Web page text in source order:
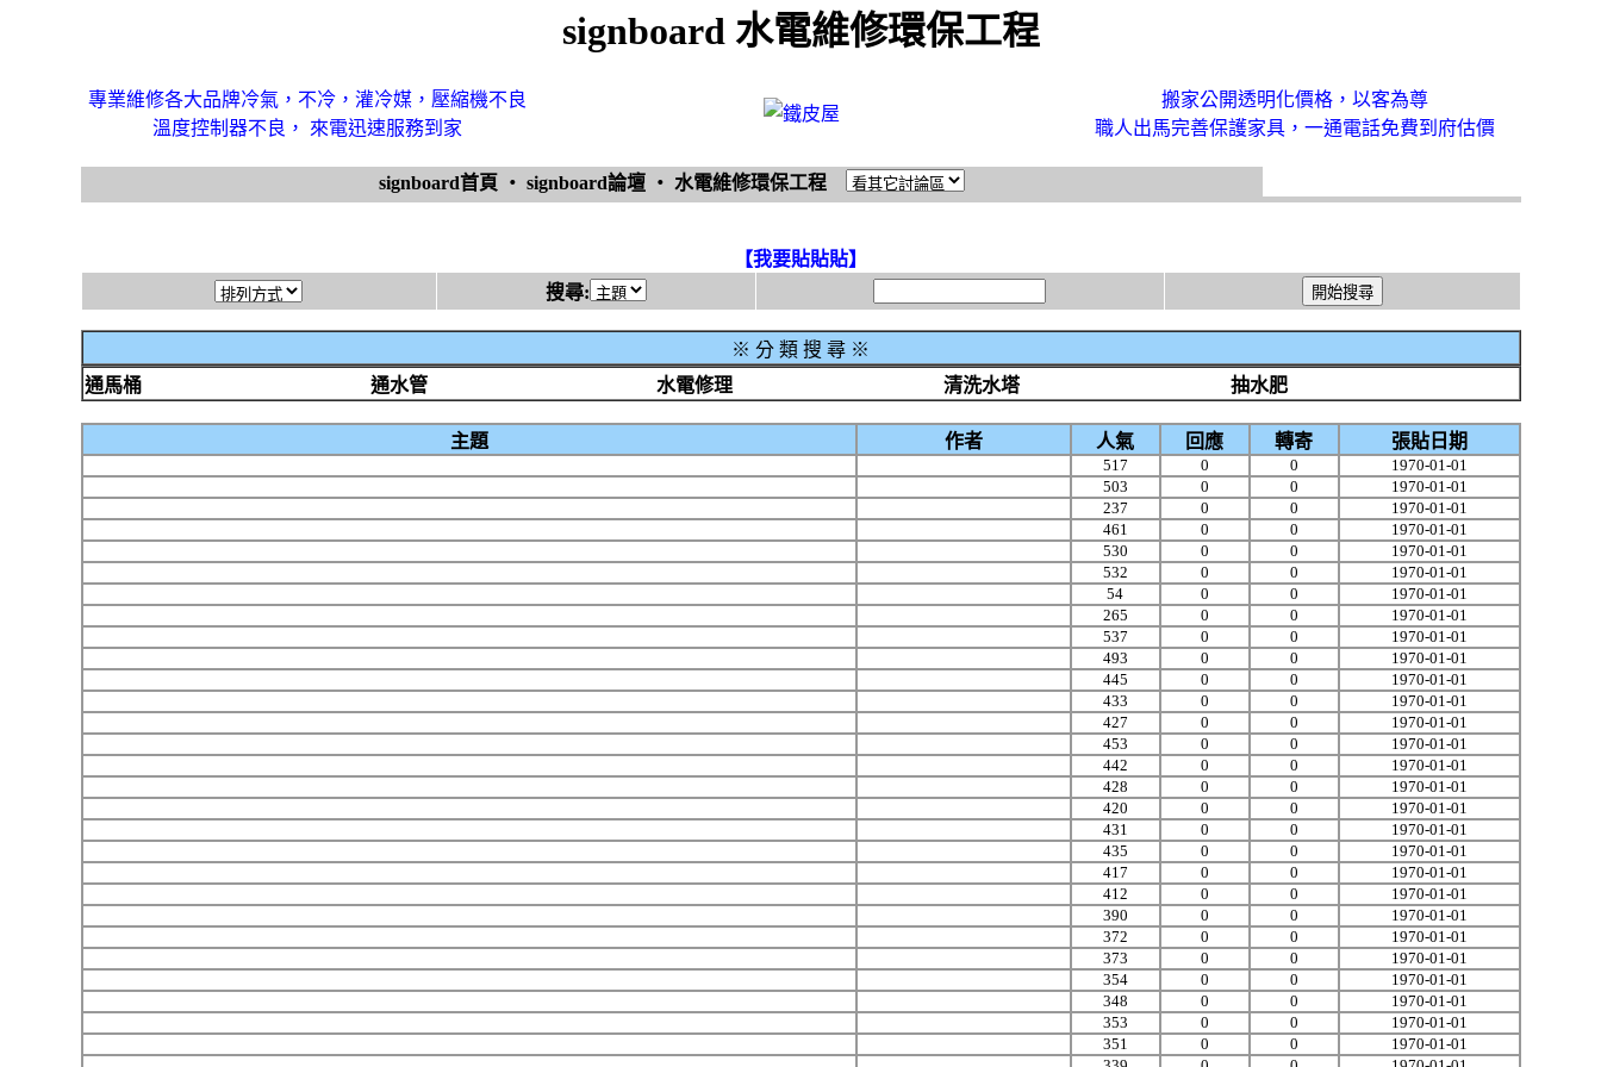
signboard 水電維修環保工程
專業維修各大品牌冷氣，不冷，灌冷媒，壓縮機不良
溫度控制器不良， 來電迅速服務到家
搬家公開透明化價格，以客為尊
職人出馬完善保護家具，一通電話免費到府估價
signboard首頁 ‧ signboard論壇 ‧ 水電維修環保工程
【我要貼貼貼】
搜尋:
※ 分 類 搜 尋 ※
通馬桶
通水管 水電修理 清洗水塔 抽水肥
主題 作者 人氣 回應 轉寄 張貼日期
517 0 0
1970-01-01
503
0 0
1970-01-01
237
0 0
1970-01-01
461
0 0
1970-01-01
530
0 0
1970-01-01
532
0 0
1970-01-01
54
0 0
1970-01-01
265
0 0
1970-01-01
537
0 0
1970-01-01
493
0 0
1970-01-01
445
0 0
1970-01-01
433
0 0
1970-01-01
427
0 0
1970-01-01
453
0 0
1970-01-01
442
0 0
1970-01-01
428
0 0
1970-01-01
420
0 0
1970-01-01
431
0 0
1970-01-01
435
0 0
1970-01-01
417
0 0
1970-01-01
412
0 0
1970-01-01
390
0 0
1970-01-01
372
0 0
1970-01-01
373
0 0
1970-01-01
354
0 0
1970-01-01
348
0 0
1970-01-01
353
0 0
1970-01-01
351
0 0
1970-01-01